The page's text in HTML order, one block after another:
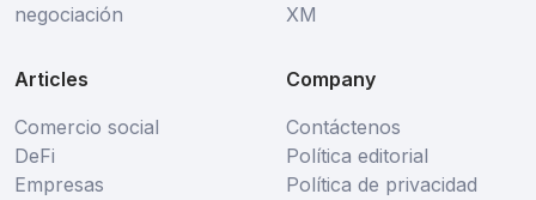
negociación
XM
Articles
Comercio social
DeFi
Empresas
Company
Contáctenos
Política editorial
Política de privacidad